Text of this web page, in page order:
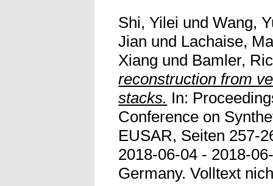
Shi, Yilei undWang,
Jian und Lachaise,
Xiang und Bamler,
reconstruction from
stacks. In:
Conference on
EUSAR, Seiten 257-
2018-06-04 - 2018-
Germany. Volltext